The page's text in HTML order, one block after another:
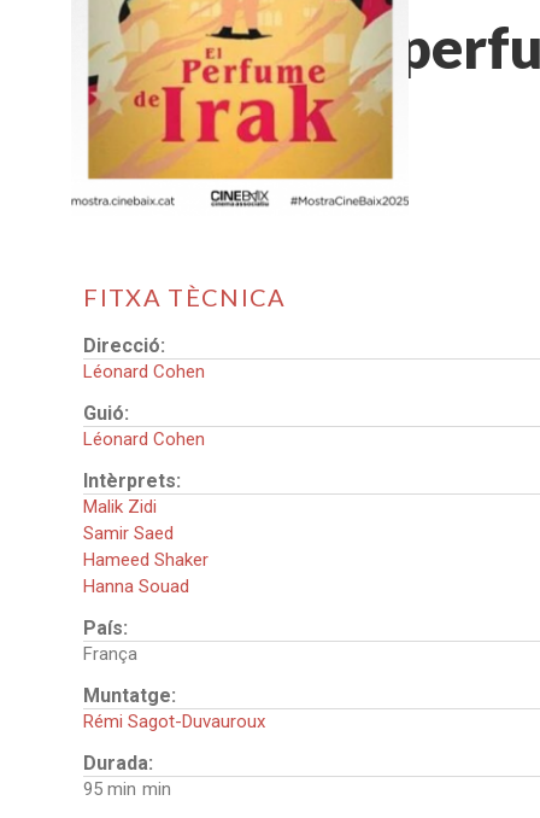
El
FITXA TÈCNICA
Direcció:
Léonard Cohen
Guió:
Léonard Cohen
Intèrprets:
Malik Zidi
Samir Saed
Hameed Shaker
Hanna Souad
País:
França
Muntatge:
Rémi Sagot-Duvauroux
Durada:
95 min